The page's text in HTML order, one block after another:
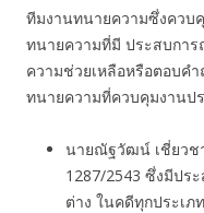
ทีมงานทนายความซึ่งควบ
ทนายความที่มี ประสบกา
ความช่วยเหลือหรือตอบค
ทนายความที่ควบคุมงานป
นายณัฐวัฒน์ เชี่ยวช
1287/2543 ซึ่งมีปร
ต่าง ในคดีทุกประเภ